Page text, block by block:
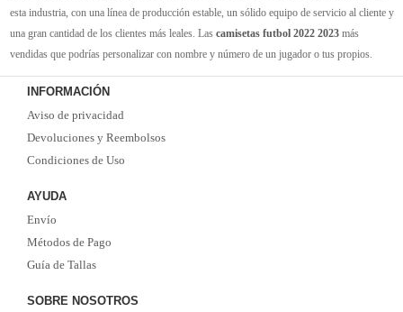
esta industria, con una línea de producción estable, un sólido equipo de servicio al cliente y
una gran cantidad de los clientes más leales. Las camisetas futbol 2022 2023 más
vendidas que podrías personalizar con nombre y número de un jugador o tus propios.
Camisetas de futbol replicasde la mejor calidad Thai AAA en toda la web. Tenemos
suficiente experiencia para satisfacer tus necesidades de
la seguridad de que elegirnos le brindará una experiencia de compra diferente.
INFORMACIÓN
Aviso de privacidad
Devoluciones y Reembolsos
Condiciones de Uso
AYUDA
Envío
Métodos de Pago
Guía de Tallas
SOBRE NOSOTROS